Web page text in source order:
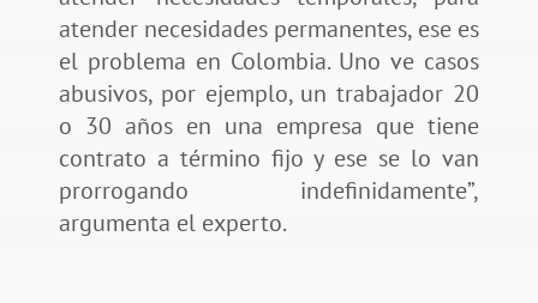
atender necesidades permanentes, ese es
el problema en Colombia. Uno ve casos
abusivos, por ejemplo, un trabajador 20
o 30 años en una empresa que tiene
contrato a término fijo y ese se lo van
prorrogando indefinidamente”,
argumenta el experto.